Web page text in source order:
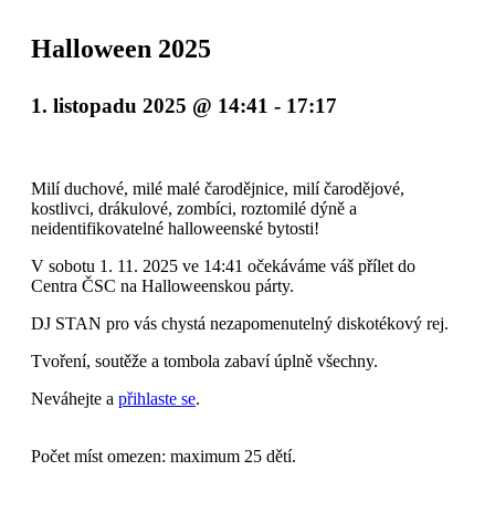
Halloween 2025
1. listopadu 2025 @ 14:41 - 17:17
Milí duchové, milé malé čarodějnice, milí čarodějové,
kostlivci, drákulové, zombíci, roztomilé dýně a
neidentifikovatelné halloweenské bytosti!
V sobotu 1. 11. 2025 ve 14:41 očekáváme váš přílet do
Centra ČSC na Halloweenskou párty.
DJ STAN pro vás chystá nezapomenutelný diskotékový rej.
Tvoření, soutěže a tombola zabaví úplně všechny.
Neváhejte a přihlaste se.
Počet míst omezen: maximum 25 dětí.